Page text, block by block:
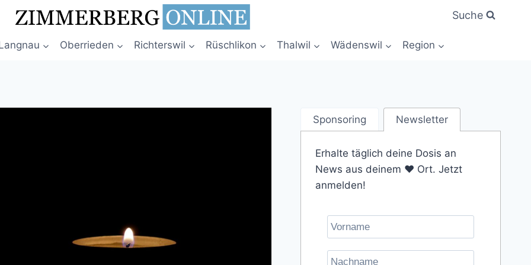
Suche
Oberrieden Richterswil Rüschlikon Thalwil Wädenswil Region
Sponsoring Newsletter
Erhalte täglich deine Dosis an
News aus deinem ❤️ Ort. Jetzt
anmelden!